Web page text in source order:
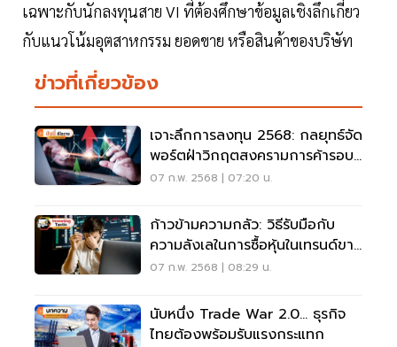
เฉพาะกับนักลงทุนสาย VI ที่ต้องศึกษาข้อมูลเชิงลึกเกี่ยว
กับแนวโน้มอุตสาหกรรม ยอดขาย หรือสินค้าของบริษัท
ข่าวที่เกี่ยวข้อง
เจาะลึกการลงทุน 2568: กลยุทธ์จัด
พอร์ตฝ่าวิกฤตสงครามการค้ารอบ
ใหม่
07 ก.พ. 2568 | 07:20 น.
ก้าวข้ามความกลัว: วิธีรับมือกับ
ความลังเลในการซื้อหุ้นในเทรนด์ขา
ขึ้น
07 ก.พ. 2568 | 08:29 น.
นับหนึ่ง Trade War 2.0... ธุรกิจ
ไทยต้องพร้อมรับแรงกระแทก